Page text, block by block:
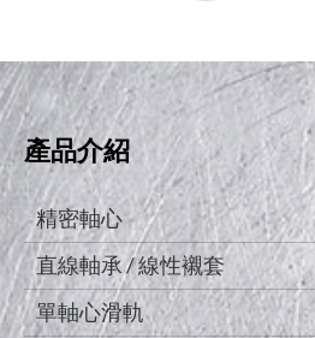
產品介紹
精密軸心
直線軸承 / 線性襯套
單軸心滑軌